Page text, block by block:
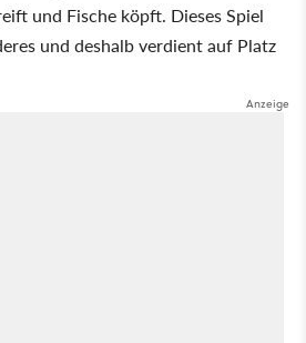
und Fische köpft. Dieses Spiel
und deshalb verdient auf Platz